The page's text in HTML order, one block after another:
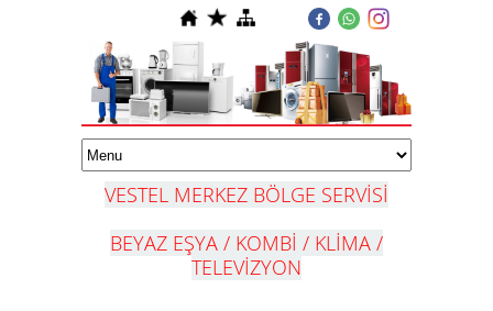
VESTEL MERKEZ BÖLGE SERVİSİ
BEYAZ EŞYA / KOMBİ / KLİMA /
TELEVİZYON